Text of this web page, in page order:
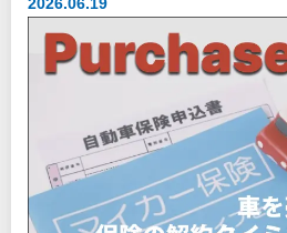
2026.06.19